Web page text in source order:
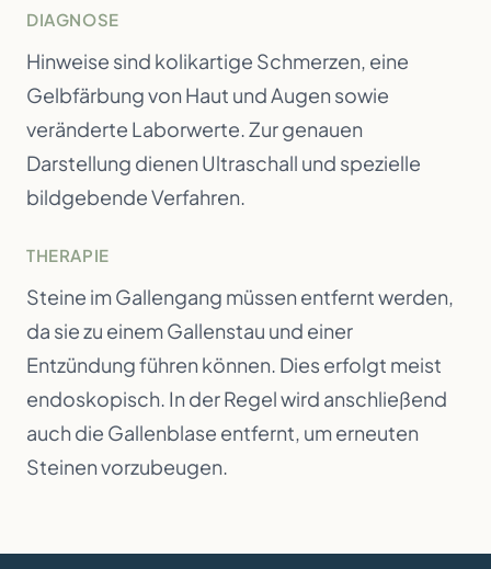
DIAGNOSE
Hinweise sind kolikartige Schmerzen, eine
Gelbfärbung von Haut und Augen sowie
veränderte Laborwerte. Zur genauen
Darstellung dienen Ultraschall und spezielle
bildgebende Verfahren.
THERAPIE
Steine im Gallengang müssen entfernt werden,
da sie zu einem Gallenstau und einer
Entzündung führen können. Dies erfolgt meist
endoskopisch. In der Regel wird anschließend
auch die Gallenblase entfernt, um erneuten
Steinen vorzubeugen.